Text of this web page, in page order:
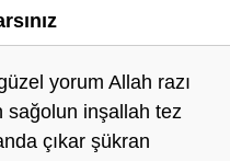
yorum Allah razı
sağolun inşallah tez
çıkar şükran